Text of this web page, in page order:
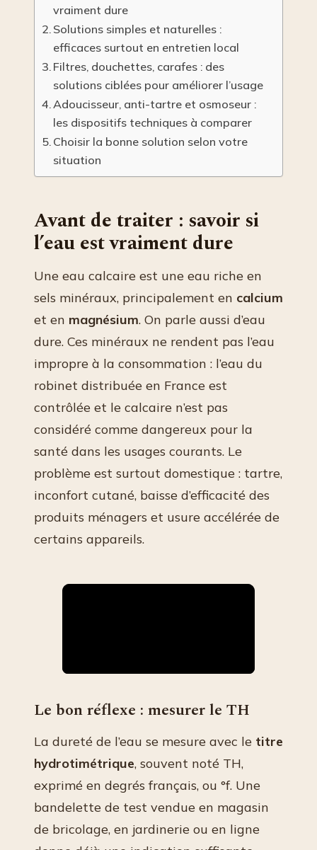
vraiment dure
Solutions simples et naturelles :
efficaces surtout en entretien local
Filtres, douchettes, carafes : des
solutions ciblées pour améliorer l’usage
Adoucisseur, anti-tartre et osmoseur :
les dispositifs techniques à comparer
Choisir la bonne solution selon votre
situation
Avant de traiter : savoir si
l’eau est vraiment dure
Une eau calcaire est une eau riche en
sels minéraux, principalement en calcium
et en magnésium. On parle aussi d’eau
dure. Ces minéraux ne rendent pas l’eau
impropre à la consommation : l’eau du
robinet distribuée en France est
contrôlée et le calcaire n’est pas
considéré comme dangereux pour la
santé dans les usages courants. Le
problème est surtout domestique : tartre,
inconfort cutané, baisse d’efficacité des
produits ménagers et usure accélérée de
certains appareils.
Le bon réflexe : mesurer le TH
La dureté de l’eau se mesure avec le titre
hydrotimétrique, souvent noté TH,
exprimé en degrés français, ou °f. Une
bandelette de test vendue en magasin
de bricolage, en jardinerie ou en ligne